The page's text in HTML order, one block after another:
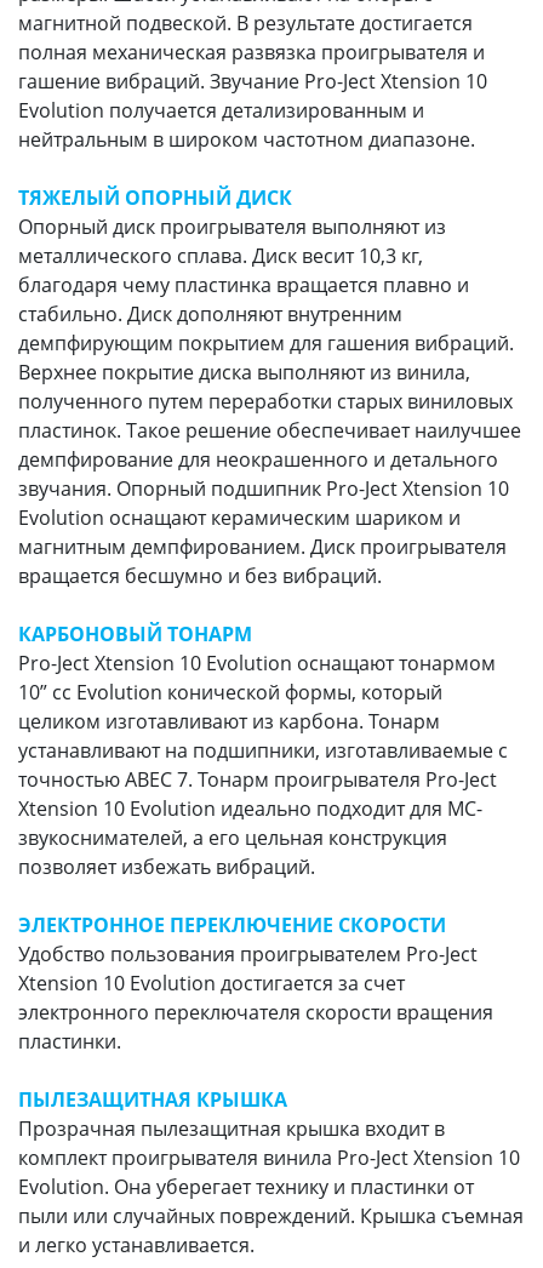
магнитной подвеской. В результате достигается
полная механическая развязка проигрывателя и
гашение вибраций. Звучание Pro-Ject Xtension 10
Evolution получается детализированным и
нейтральным в широком частотном диапазоне.
ТЯЖЕЛЫЙ ОПОРНЫЙ ДИСК
Опорный диск проигрывателя выполняют из
металлического сплава. Диск весит 10,3 кг,
благодаря чему пластинка вращается плавно и
стабильно. Диск дополняют внутренним
демпфирующим покрытием для гашения вибраций.
Верхнее покрытие диска выполняют из винила,
полученного путем переработки старых виниловых
пластинок. Такое решение обеспечивает наилучшее
демпфирование для неокрашенного и детального
звучания. Опорный подшипник Pro-Ject Xtension 10
Evolution оснащают керамическим шариком и
магнитным демпфированием. Диск проигрывателя
вращается бесшумно и без вибраций.
КАРБОНОВЫЙ ТОНАРМ
Pro-Ject Xtension 10 Evolution оснащают тонармом
10” cc Evolution конической формы, который
целиком изготавливают из карбона. Тонарм
устанавливают на подшипники, изготавливаемые с
точностью ABEC 7. Тонарм проигрывателя Pro-Ject
Xtension 10 Evolution идеально подходит для MC-
звукоснимателей, а его цельная конструкция
позволяет избежать вибраций.
ЭЛЕКТРОННОЕ ПЕРЕКЛЮЧЕНИЕ СКОРОСТИ
Удобство пользования проигрывателем Pro-Ject
Xtension 10 Evolution достигается за счет
электронного переключателя скорости вращения
пластинки.
ПЫЛЕЗАЩИТНАЯ КРЫШКА
Прозрачная пылезащитная крышка входит в
комплект проигрывателя винила Pro-Ject Xtension 10
Evolution. Она уберегает технику и пластинки от
пыли или случайных повреждений. Крышка съемная
и легко устанавливается.